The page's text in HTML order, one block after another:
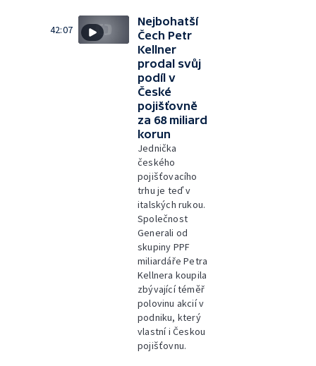
42:07
Nejbohatší
Čech Petr
Kellner
prodal svůj
podíl v
České
pojišťovně
za 68 miliard
korun
Jednička
českého
pojišťovacího
trhu je teď v
italských rukou.
Společnost
Generali od
skupiny PPF
miliardáře Petra
Kellnera koupila
zbývající téměř
polovinu akcií v
podniku, který
vlastní i Českou
pojišťovnu.